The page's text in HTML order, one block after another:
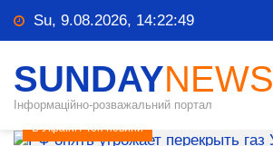
Su, 9.08.2026, 14:22:49
SUNDAYNEWS
Інформаційно-розважальний портал
В УкраЇні/Топ новини